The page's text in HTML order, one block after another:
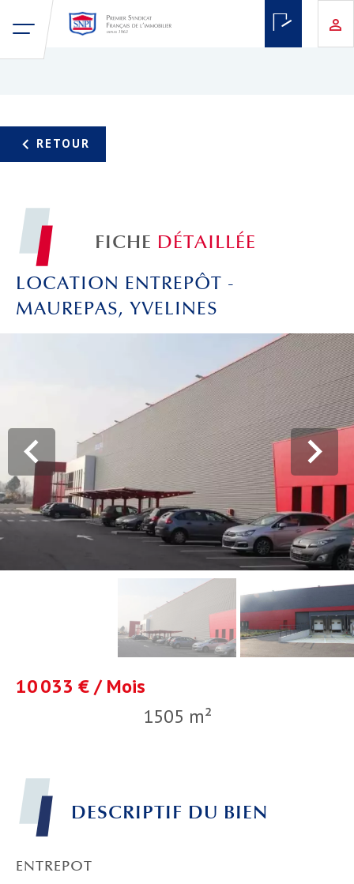
FICHE DÉTAILLÉE
LOCATION ENTREPÔT -
MAUREPAS, YVELINES
1505 m²
10 033 € / Mois
DESCRIPTIF DU BIEN
ENTREPOT